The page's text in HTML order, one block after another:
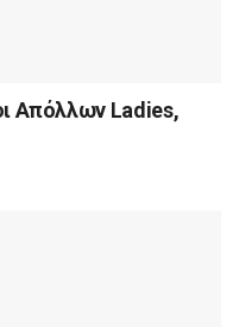
Aπόλλων Ladies,